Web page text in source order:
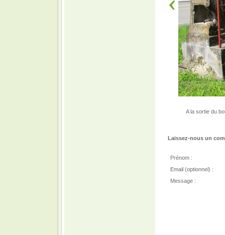
A la sortie du
Laissez-nous un
Prénom :
Email (optionnel) :
Message :